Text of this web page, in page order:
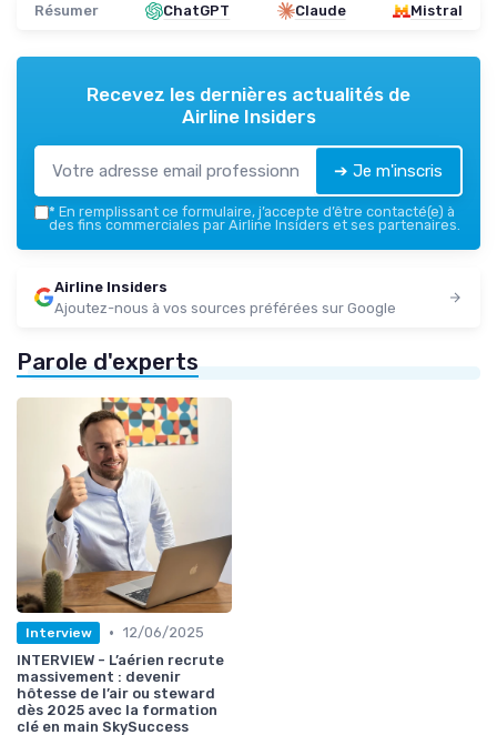
Résumer ChatGPT Claude Mistral
Recevez les dernières actualités de
Airline Insiders
➔ Je m'inscris
* En remplissant ce formulaire, j’accepte d’être contacté(e) à
des fins commerciales par Airline Insiders et ses partenaires.
Airline Insiders
Ajoutez-nous à vos sources préférées sur Google
Parole d'experts
Interview • 12/06/2025
INTERVIEW - L’aérien recrute
massivement : devenir
hôtesse de l’air ou steward
dès 2025 avec la formation
clé en main SkySuccess